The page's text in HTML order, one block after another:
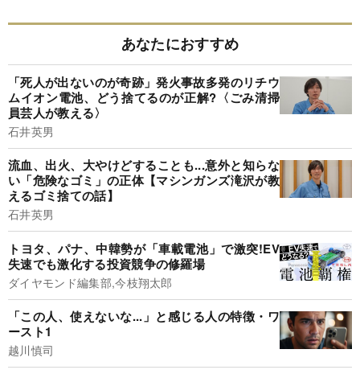
あなたにおすすめ
「死人が出ないのが奇跡」発火事故多発のリチウ
ムイオン電池、どう捨てるのが正解?〈ごみ清掃
員芸人が教える〉
石井英男
流血、出火、大やけどすることも...意外と知らな
い「危険なゴミ」の正体【マシンガンズ滝沢が教
えるゴミ捨ての話】
石井英男
トヨタ、パナ、中韓勢が「車載電池」で激突!EV
失速でも激化する投資競争の修羅場
ダイヤモンド編集部,今枝翔太郎
「この人、使えないな...」と感じる人の特徴・ワ
ースト1
越川慎司